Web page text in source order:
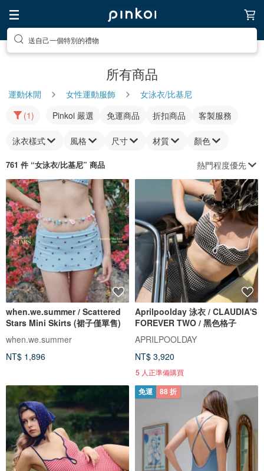
送自己一個特別的禮物
所有商品
運動休閒 女性運動服飾
女泳衣/比基尼
(1)
Pinkoi 嚴選 免運商品 折扣商品 客製服務
泳衣樣式 風格 尺寸 材質 顏色
761 件 “女泳衣/比基尼” 商品 熱門程度優先
when.we.summer / Scattered
Stars Mini Skirts (裙子僅單售)
when.we.summer
NT$ 1,896
Aprilpoolday 泳衣 / CLAUDIA'S
FOREVER TWO / 黑色格子
APRILPOOLDAY
NT$ 3,920
5 人正準備購買
免運 88 折